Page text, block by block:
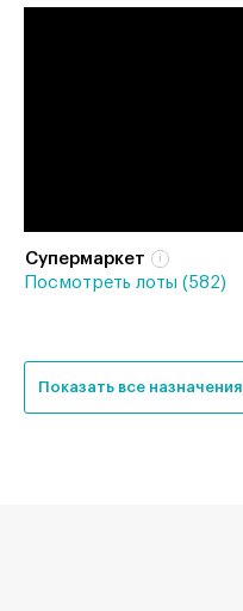
Супермаркет
Посмотреть лоты (582)
Показать все назначения